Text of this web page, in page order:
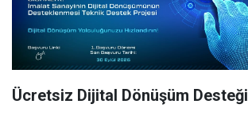
Ücretsiz Dijital Dönüşüm Desteği